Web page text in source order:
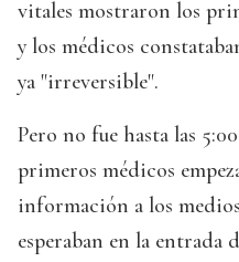
vitales mostraron los
y los médicos
ya "irreversible".
Pero no fue hasta las
primeros médicos
información a los
esperaban en la entrada